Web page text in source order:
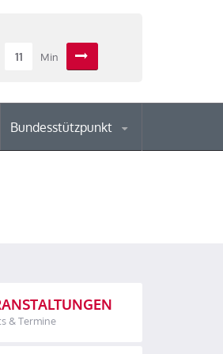
11 Min
Bundesstützpunkt
& Termine